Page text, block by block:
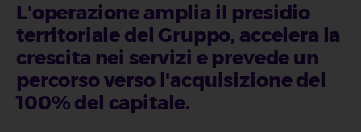
L'operazione amplia il presidio
territoriale del Gruppo, accelera la
crescita nei servizi e prevede un
percorso verso l'acquisizione del
100% del capitale.